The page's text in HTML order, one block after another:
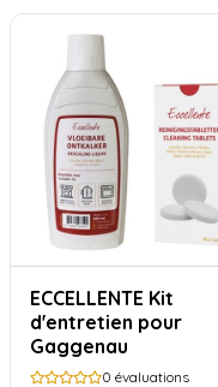
ECCELLENTE Kit
d'entretien pour
Gaggenau
0 évaluations